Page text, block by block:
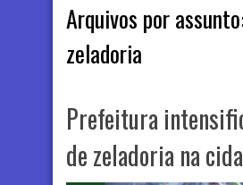
Arquivos por
zeladoria
Prefeitura
de zeladoria na